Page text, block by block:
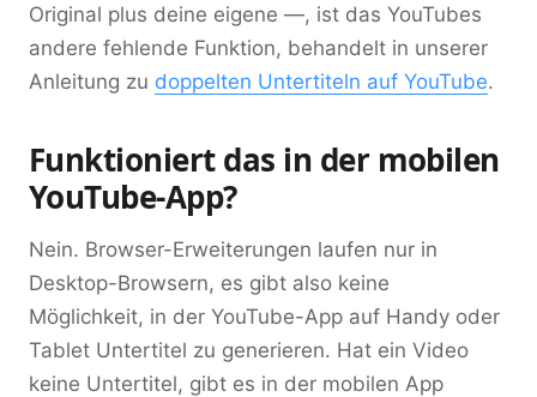
Original plus deine eigene —, ist das YouTubes
andere fehlende Funktion, behandelt in unserer
Anleitung zu doppelten Untertiteln auf YouTube.
Funktioniert das in der mobilen
YouTube-App?
Nein. Browser-Erweiterungen laufen nur in
Desktop-Browsern, es gibt also keine
Möglichkeit, in der YouTube-App auf Handy oder
Tablet Untertitel zu generieren. Hat ein Video
keine Untertitel, gibt es in der mobilen App